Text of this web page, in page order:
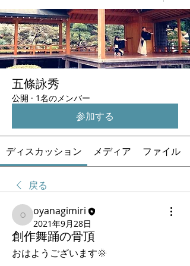
五條詠秀
公開 · 1名のメンバー
参加する
ディスカッション メディア ファイル
戻る
oyanagimiri
oyanagimiri
2021年9月28日
創作舞踊の骨頂
おはようございます🌞